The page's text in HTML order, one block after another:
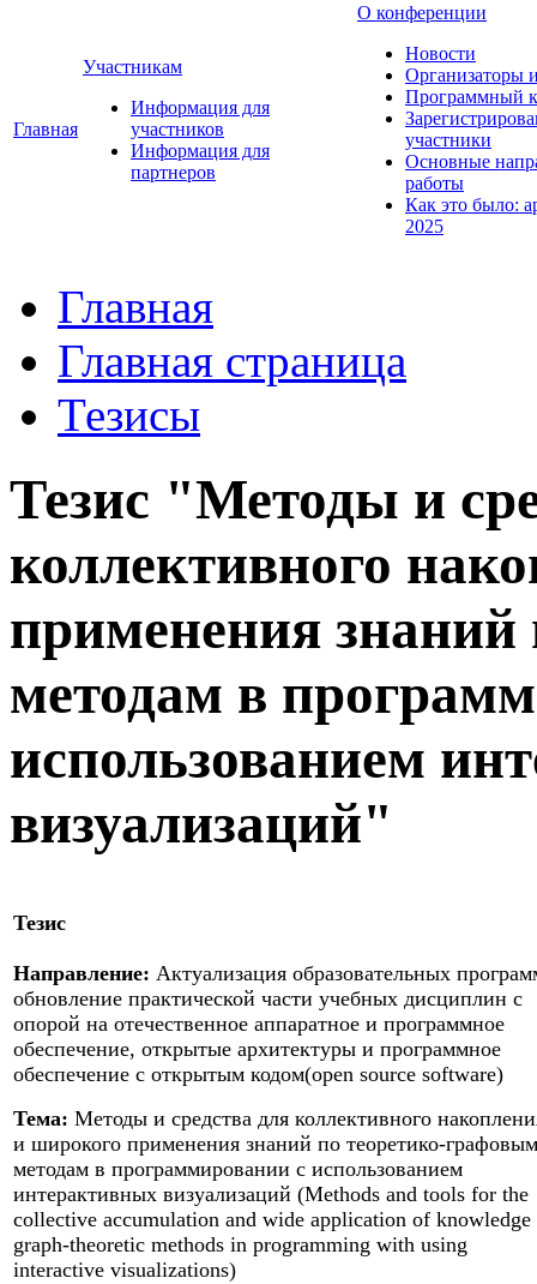
Главная
Участникам
Информация для
участников
Информация для
партнеров
О конференции
Новости
Организаторы
Программный
участники
Основные
работы
Как это было:
2025
Главная
Главная страница
Тезисы
Тезис "Методы и
коллективного
применения
методам в
использованием
визуализаций"
Тезис
Направление: Актуализация образовательных
обновление практической части учебных дисциплин с
опорой на отечественное аппаратное и программное
обеспечение, открытые архитектуры и программное
обеспечение с открытым кодом(open source software)
Тема: Методы и средства для коллективного
и широкого применения знаний по теоретико-графовым
методам в программировании с использованием
интерактивных визуализаций (Methods and tools for the
collective accumulation and wide application of knowledge
graph-theoretic methods in programming with using
interactive visualizations)